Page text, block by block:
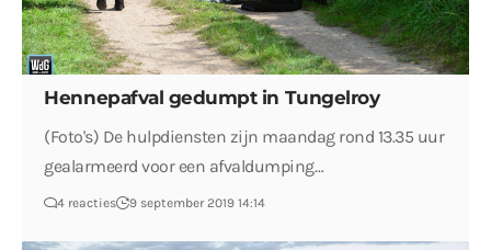
Hennepafval gedumpt in Tungelroy
(Foto's) De hulpdiensten zijn maandag rond 13.35 uur
gealarmeerd voor een afvaldumping…
4 reacties 9 september 2019 14:14